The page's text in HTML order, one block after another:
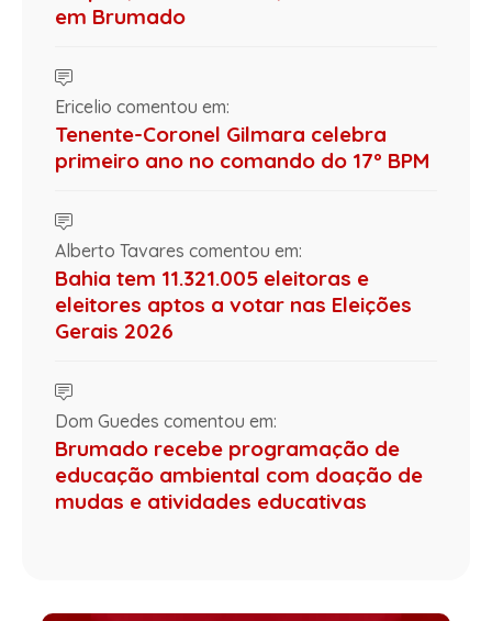
em Brumado
Ericelio comentou em:
Tenente-Coronel Gilmara celebra
primeiro ano no comando do 17º BPM
Alberto Tavares comentou em:
Bahia tem 11.321.005 eleitoras e
eleitores aptos a votar nas Eleições
Gerais 2026
Dom Guedes comentou em:
Brumado recebe programação de
educação ambiental com doação de
mudas e atividades educativas